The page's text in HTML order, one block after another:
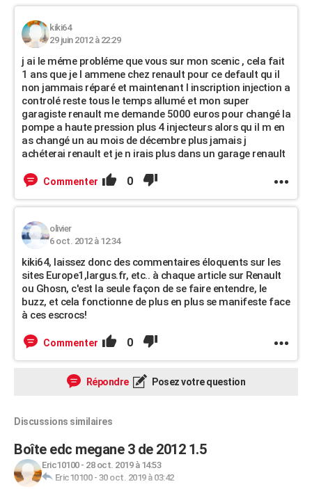
kiki64
29 juin 2012 à 22:29
j ai le méme probléme que vous sur mon scenic , cela fait
1 ans que je l ammene chez renault pour ce default qu il
non jammais réparé et maintenant l inscription injection a
controlé reste tous le temps allumé et mon super
garagiste renault me demande 5000 euros pour changé la
pompe a haute pression plus 4 injecteurs alors qu il m en
as changé un au mois de décembre plus jamais j
achéterai renault et je n irais plus dans un garage renault
Commenter 0
olivier
6 oct. 2012 à 12:34
kiki64, laissez donc des commentaires éloquents sur les
sites Europe1,largus.fr, etc.. à chaque article sur Renault
ou Ghosn, c'est la seule façon de se faire entendre, le
buzz, et cela fonctionne de plus en plus se manifeste face
à ces escrocs!
Commenter 0
Répondre Posez votre question
Discussions similaires
Boîte edc megane 3 de 2012 1.5
Eric10100- 28 oct. 2019 à 14:53
Eric10100- 30 oct. 2019 à 03:42